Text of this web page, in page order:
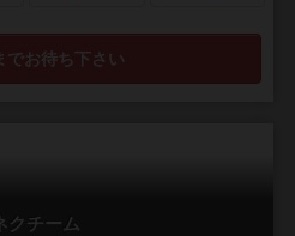
でお待ち下さい
クチーム